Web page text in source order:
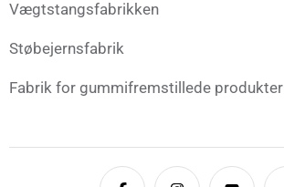
Vægtstangsfabrikken
Støbejernsfabrik
Fabrik for gummifremstillede produkter